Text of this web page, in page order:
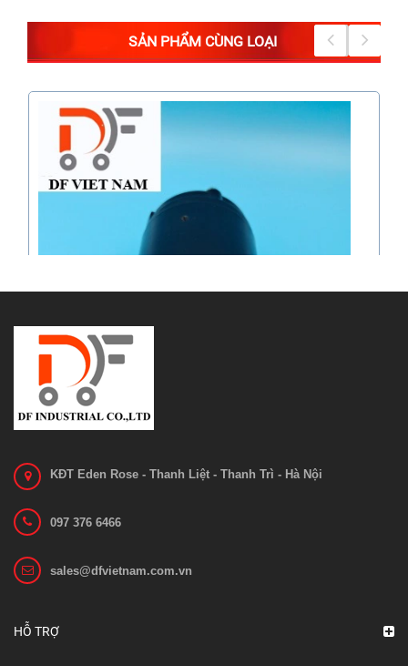
SẢN PHẨM CÙNG LOẠI
KĐT Eden Rose - Thanh Liệt - Thanh Trì - Hà Nội
097 376 6466
sales@dfvietnam.com.vn
HỖ TRỢ